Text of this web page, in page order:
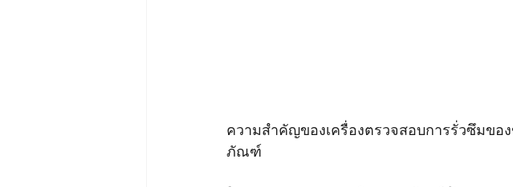
ความสำคัญของเครื่องตรวจสอบการรั่วซึมของ
ภัณฑ์